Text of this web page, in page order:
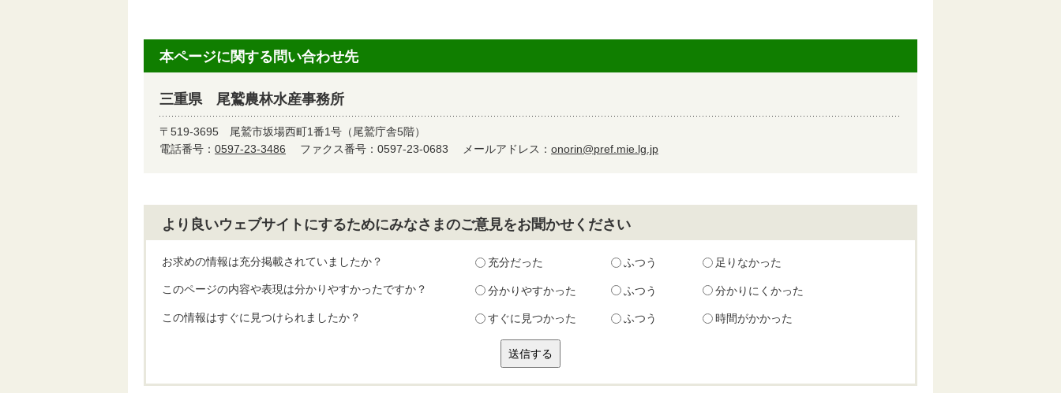
本ページに関する問い合わせ先
三重県 尾鷲農林水産事務所
〒519-3695 尾鷲市坂場西町1番1号（尾鷲庁舎5階）
電話番号： 0597-23-3486 ファクス番号：0597-23-0683 メールアドレス： onorin@pref.mie.lg.jp
より良いウェブサイトにするためにみなさまのご意見をお聞かせください
お求めの情報は充分掲載されていましたか？ 充分だった ふつう 足りなかった
このページの内容や表現は分かりやすかったですか？ 分かりやすかった ふつう 分かりにくかった
この情報はすぐに見つけられましたか？ すぐに見つかった ふつう 時間がかかった